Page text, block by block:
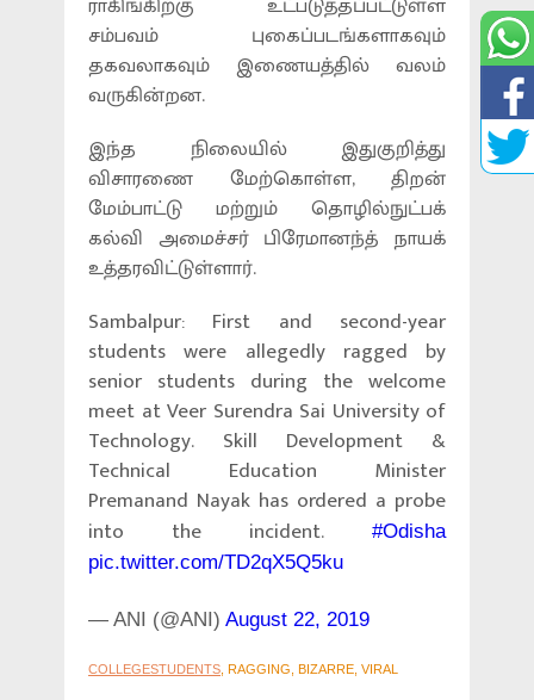
சம்பவம் புகைப்படங்களாகவும்
தகவலாகவும் இணையத்தில் வலம்
வருகின்றன.
இந்த நிலையில் இதுகுறித்து
விசாரணை மேற்கொள்ள, திறன்
மேம்பாட்டு மற்றும் தொழில்நுட்பக்
கல்வி அமைச்சர் பிரேமானந்த் நாயக்
உத்தரவிட்டுள்ளார்.
Sambalpur: First and second-year
students were allegedly ragged by
senior students during the welcome
meet at Veer Surendra Sai University of
Technology. Skill Development &
Technical Education Minister
Premanand Nayak has ordered a probe
into the incident.
#Odisha
pic.twitter.com/TD2qX5Q5ku
— ANI (@ANI) August 22, 2019
COLLEGESTUDENTS , RAGGING, BIZARRE, VIRAL